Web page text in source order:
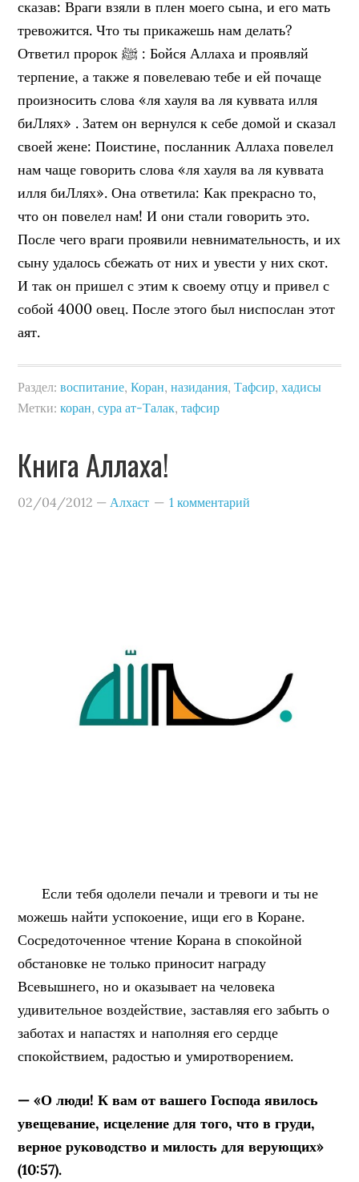
сказав: Враги взяли в плен моего сына, и его мать
тревожится. Что ты прикажешь нам делать?
Ответил пророк ﷺ : Бойся Аллаха и проявляй
терпение, а также я повелеваю тебе и ей почаще
произносить слова «ля хауля ва ля куввата илля
биЛлях» . Затем он вернулся к себе домой и сказал
своей жене: Поистине, посланник Аллаха повелел
нам чаще говорить слова «ля хауля ва ля куввата
илля биЛлях». Она ответила: Как прекрасно то,
что он повелел нам! И они стали говорить это.
После чего враги проявили невнимательность, и их
сыну удалось сбежать от них и увести у них скот.
И так он пришел с этим к своему отцу и привел с
собой 4000 овец. После этого был ниспослан этот
аят.
Раздел:воспитание,Коран,назидания,Тафсир,хадисы
Метки:коран,сура ат-Талак,тафсир
Книга Аллаха!
02/04/2012 —Алхаст 1 комментарий
Если тебя одолели печали и тревоги и ты не
можешь найти успокоение, ищи его в Коране.
Сосредоточенное чтение Корана в спокойной
обстановке не только приносит награду
Всевышнего, но и оказывает на человека
удивительное воздействие, заставляя его забыть о
заботах и напастях и наполняя его сердце
спокойствием, радостью и умиротворением.
— «О люди! К вам от вашего Господа явилось
увещевание, исцеление для того, что в груди,
верное руководство и милость для верующих»
(10:57).